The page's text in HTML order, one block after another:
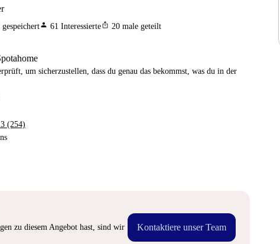
person 61 Interessierteios_share 20 male geteilt
um sicherzustellen, dass du genau das bekommst, was du in der
(254)
zu diesem Angebot hast, sind wir
Kontaktiere unser Team